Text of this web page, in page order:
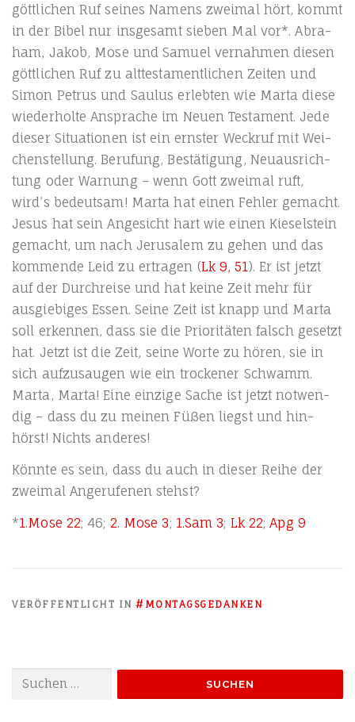
gött­li­chen Ruf sei­nes Namens zwei­mal hört, kommt
in der Bibel nur ins­ge­samt sie­ben Mal vor*. Abra­
ham, Jakob, Mose und Samu­el ver­nah­men die­sen
gött­li­chen Ruf zu alt­tes­ta­ment­li­chen Zei­ten und
Simon Petrus und Sau­lus erleb­ten wie Mar­ta die­se
wie­der­hol­te Anspra­che im Neu­en Tes­ta­ment. Jede
die­ser Situa­tio­nen ist ein erns­ter Weck­ruf mit Wei­
chen­stel­lung. Beru­fung, Bestä­ti­gung, Neu­aus­rich­
tung oder War­nung – wenn Gott zwei­mal ruft,
wird’s bedeut­sam! Mar­ta hat einen Feh­ler gemacht.
Jesus hat sein Ange­sicht hart wie einen Kie­sel­stein
gemacht, um nach Jeru­sa­lem zu gehen und das
kom­men­de Leid zu ertra­gen (Lk 9, 51 ). Er ist jetzt
auf der Durch­rei­se und hat kei­ne Zeit mehr für
aus­gie­bi­ges Essen. Sei­ne Zeit ist knapp und Mar­ta
soll erken­nen, dass sie die Prio­ri­tä­ten falsch gesetzt
hat. Jetzt ist die Zeit, sei­ne Wor­te zu hören, sie in
sich auf­zu­sau­gen wie ein tro­cke­ner Schwamm.
Mar­ta, Mar­ta! Eine ein­zi­ge Sache ist jetzt not­wen­
dig – dass du zu mei­nen Füßen liegst und hin­
hörst! Nichts anderes!
Könn­te es sein, dass du auch in die­ser Rei­he der
zwei­mal Ange­ru­fe­nen stehst?
*1.Mose 22; 46; 2. Mose 3; 1.Sam 3; Lk 22;Apg 9
VERÖFFENTLICHT IN #MONTAGSGEDANKEN
nach: